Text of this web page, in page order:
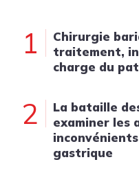
1
Chirurgie
traitement,
charge du
2
La bataille
examiner les
gastrique